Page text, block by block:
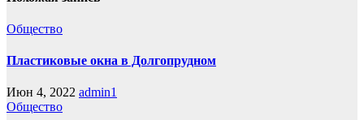
Общество
Пластиковые окна в Долгопрудном
Июн 4, 2022 admin1
Общество